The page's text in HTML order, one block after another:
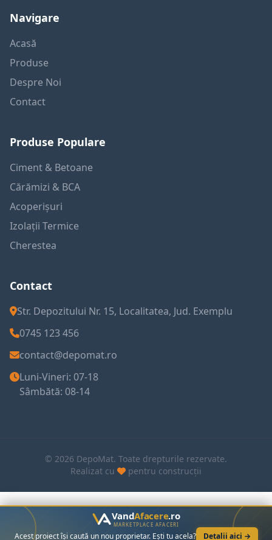
Navigare
Acasă
Produse
Despre Noi
Contact
Produse Populare
Ciment & Betoane
Cărămizi & BCA
Acoperișuri
Izolații Termice
Cherestea
Contact
Str. Depozitului Nr. 15, Localitatea, Jud. Exemplu
0745 123 456
contact@depomat.ro
Luni-Vineri: 07-18
Sâmbătă: 08-14
© 2026 DepoMat. Toate drepturile rezervate.
Realizat cu
pentru construcții
VandAfacere.ro
MARKETPLACE AFACERI
Acest proiect își caută un nou proprietar. Ești tu acela? Detalii aici →